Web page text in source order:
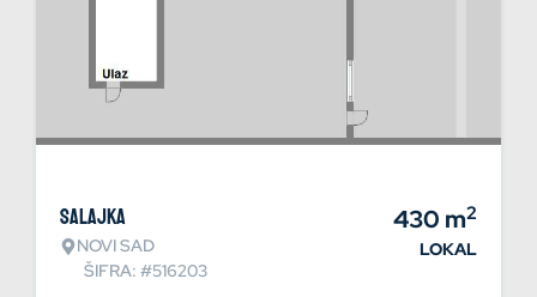
Salajka
NOVI SAD
ŠIFRA: #516203
430 m2
LOKAL